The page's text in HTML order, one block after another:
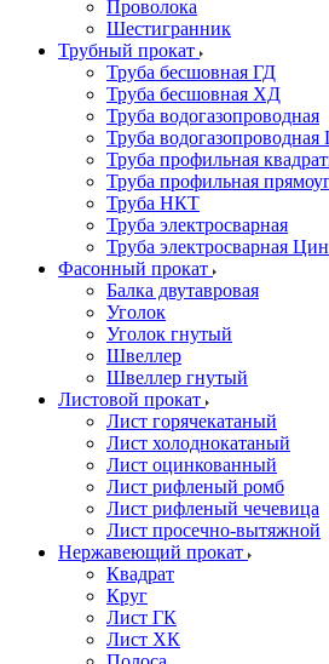
Проволока
Шестигранник
Трубный прокат
Труба бесшовная ГД
Труба бесшовная ХД
Труба водогазопроводная
Труба
Труба профильная
Труба профильная
Труба НКТ
Труба электросварная
Труба электросварная
Фасонный прокат
Балка двутавровая
Уголок
Уголок гнутый
Швеллер
Швеллер гнутый
Листовой прокат
Лист горячекатаный
Лист холоднокатаный
Лист оцинкованный
Лист рифленый ромб
Лист рифленый чечевица
Лист просечно-вытяжной
Нержавеющий прокат
Квадрат
Круг
Лист ГК
Лист ХК